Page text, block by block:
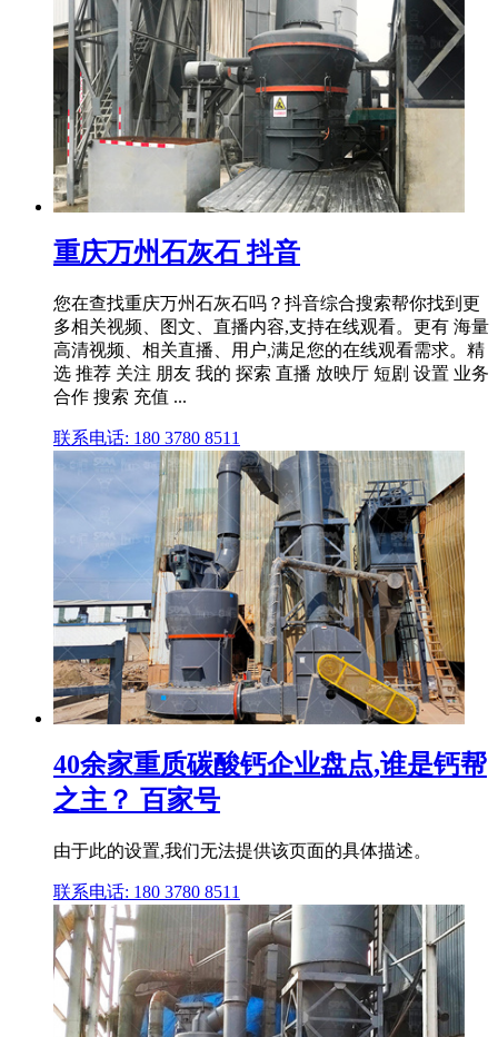
重庆万州石灰石 抖音
您在查找重庆万州石灰石吗？抖音综合搜索帮你找到更
多相关视频、图文、直播内容,支持在线观看。更有 海量
高清视频、相关直播、用户,满足您的在线观看需求。精
选 推荐 关注 朋友 我的 探索 直播 放映厅 短剧 设置 业务
合作 搜索 充值 ...
联系电话: 180 3780 8511
40余家重质碳酸钙企业盘点,谁是钙帮
之主？ 百家号
由于此的设置,我们无法提供该页面的具体描述。
联系电话: 180 3780 8511